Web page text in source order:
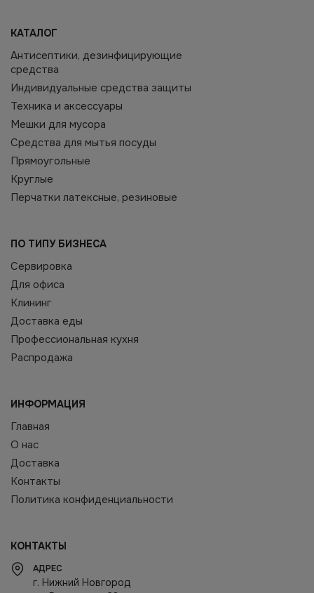
КАТАЛОГ
Антисептики, дезинфицирующие
средства
Индивидуальные средства защиты
Техника и аксессуары
Мешки для мусора
Средства для мытья посуды
Прямоугольные
Круглые
Перчатки латексные, резиновые
ПО ТИПУ БИЗНЕСА
Сервировка
Для офиса
Клининг
Доставка еды
Профессиональная кухня
Распродажа
ИНФОРМАЦИЯ
Главная
О нас
Доставка
Контакты
Политика конфиденциальности
КОНТАКТЫ
АДРЕС
г. Нижний Новгород